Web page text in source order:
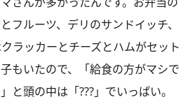
フルーツ、デリのサンドイッチ、
ラッカーとチーズとハムがセット
もいたので、「給食の方がマシで
頭の中は「???」でいっぱい。